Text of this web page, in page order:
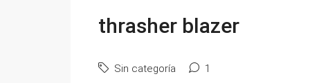
thrasher blazer
Sin categoría 1